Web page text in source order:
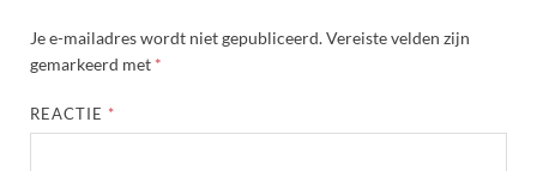
Je e-mailadres wordt niet gepubliceerd.Vereiste velden zijn
gemarkeerd met *
REACTIE *